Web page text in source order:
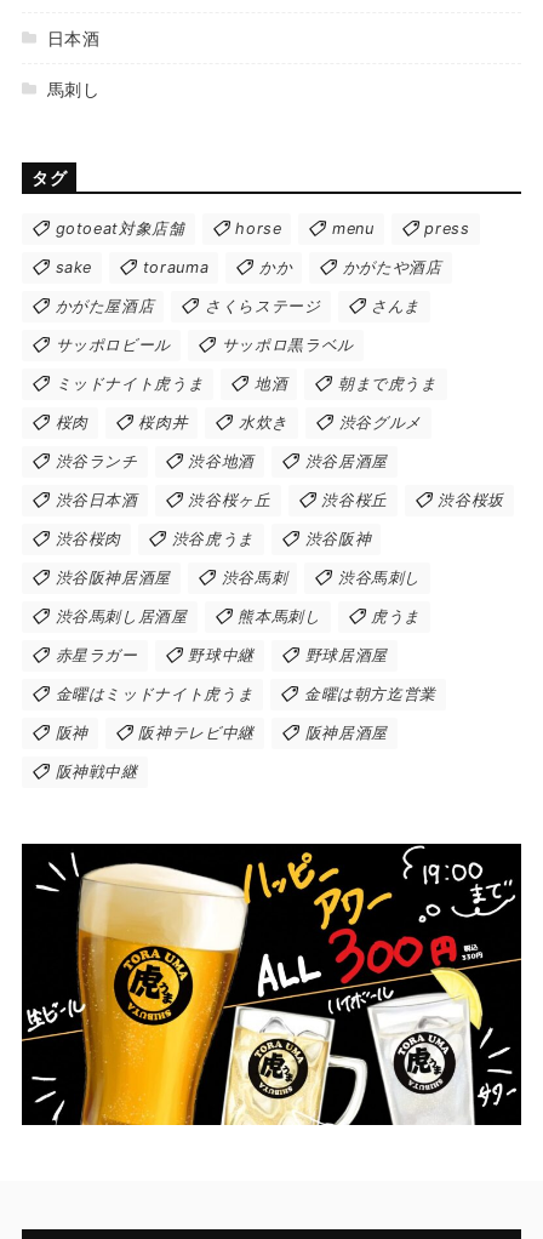
日本酒
馬刺し
タグ
gotoeat対象店舗 horse menu press
sake torauma かか かがたや酒店
かがた屋酒店 さくらステージ さんま
サッポロビール サッポロ黒ラベル
ミッドナイト虎うま 地酒 朝まで虎うま
桜肉 桜肉丼 水炊き 渋谷グルメ
渋谷ランチ 渋谷地酒 渋谷居酒屋
渋谷日本酒 渋谷桜ヶ丘 渋谷桜丘 渋谷桜坂
渋谷桜肉 渋谷虎うま 渋谷阪神
渋谷阪神居酒屋 渋谷馬刺 渋谷馬刺し
渋谷馬刺し居酒屋 熊本馬刺し 虎うま
赤星ラガー 野球中継 野球居酒屋
金曜はミッドナイト虎うま 金曜は朝方迄営業
阪神 阪神テレビ中継 阪神居酒屋
阪神戦中継